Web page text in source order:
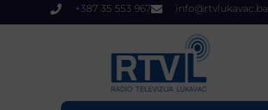
+387 35 553 967 info@rtvlukavac.ba